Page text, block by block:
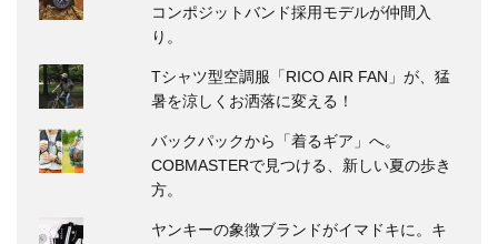
コンポジットバンド採用モデルが仲間入
り。
Tシャツ型空調服「RICO AIR FAN」が、猛
暑を涼しくお洒落に変える！
バックパックから「着るギア」へ。
COBMASTERで見つける、新しい夏の歩き
方。
ヤンキーの象徴ブランドがイマドキに。キ